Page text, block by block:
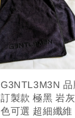
G3NTL3M3N 品
訂製款 極黑 岩
色可選 超細纖維